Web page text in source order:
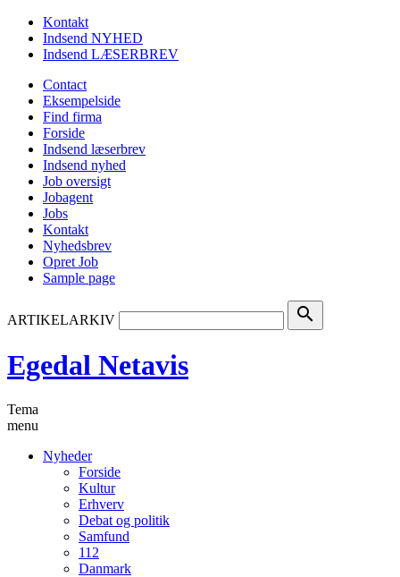
Kontakt
Indsend NYHED
Indsend LÆSERBREV
Contact
Eksempelside
Find firma
Forside
Indsend læserbrev
Indsend nyhed
Job oversigt
Jobagent
Jobs
Kontakt
Nyhedsbrev
Opret Job
Sample page
ARTIKELARKIV search
Egedal Netavis
Tema
menu
Nyheder
Forside
Kultur
Erhverv
Debat og politik
Samfund
112
Danmark